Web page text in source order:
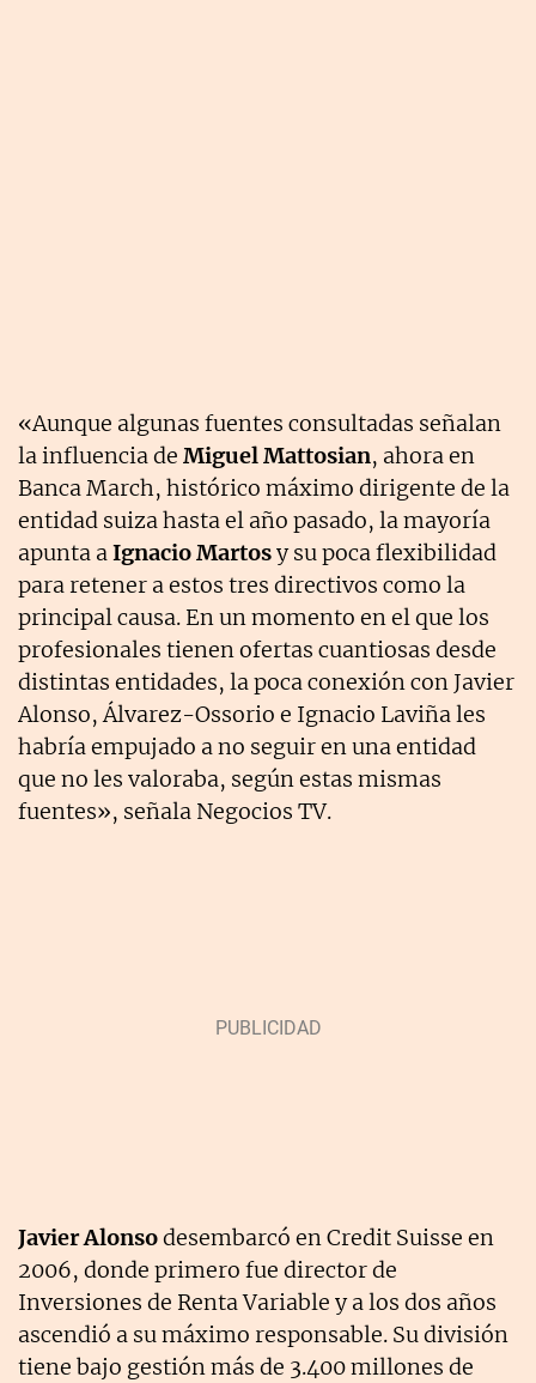
«Aunque algunas fuentes consultadas señalan
la influencia de Miguel Mattosian, ahora en
Banca March, histórico máximo dirigente de la
entidad suiza hasta el año pasado, la mayoría
apunta aIgnacio Martosy su poca flexibilidad
para retener a estos tres directivos como la
principal causa. En un momento en el que los
profesionales tienen ofertas cuantiosas desde
distintas entidades, la poca conexión con Javier
Alonso, Álvarez-Ossorio e Ignacio Laviña les
habría empujado a no seguir en una entidad
que no les valoraba, según estas mismas
fuentes», señala Negocios TV.
Javier Alonsodesembarcó en Credit Suisse en
2006, donde primero fue director de
Inversiones de Renta Variable y a los dos años
ascendió a su máximo responsable. Su división
tiene bajo gestión más de 3.400 millones de